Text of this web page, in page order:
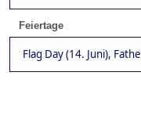
Feiertage
Flag Day (14. Juni),